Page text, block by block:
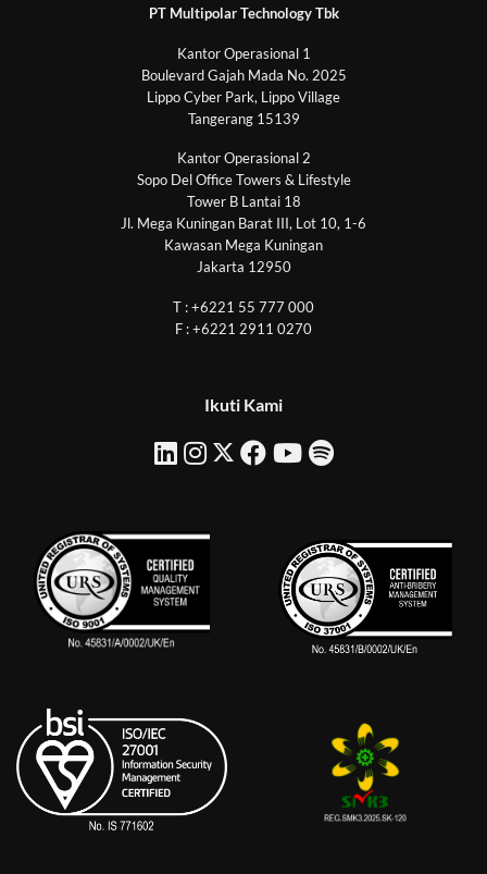
PT Multipolar Technology Tbk
Kantor Operasional 1
Boulevard Gajah Mada No. 2025
Lippo Cyber Park, Lippo Village
Tangerang 15139
Kantor Operasional 2
Sopo Del Office Towers & Lifestyle
Tower B Lantai 18
Jl. Mega Kuningan Barat III, Lot 10, 1-6
Kawasan Mega Kuningan
Jakarta 12950
T : +6221 55 777 000
F : +6221 2911 0270
Ikuti Kami